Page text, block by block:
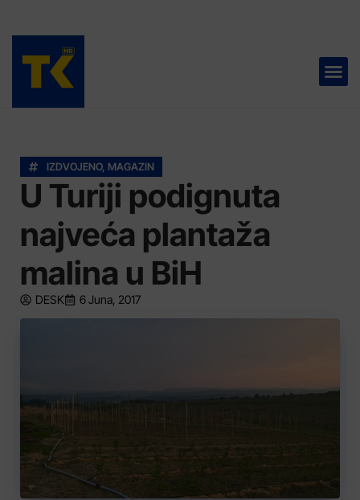
IZDVOJENO, MAGAZIN
U Turiji podignuta
najveća plantaža
malina u BiH
DESK 6 Juna, 2017